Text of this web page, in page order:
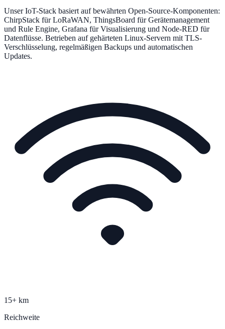
Unser IoT-Stack basiert auf bewährten Open-Source-Komponenten:
ChirpStack für LoRaWAN, ThingsBoard für Gerätemanagement
und Rule Engine, Grafana für Visualisierung und Node-RED für
Datenflüsse. Betrieben auf gehärteten Linux-Servern mit TLS-
Verschlüsselung, regelmäßigen Backups und automatischen
Updates.
15+ km
Reichweite